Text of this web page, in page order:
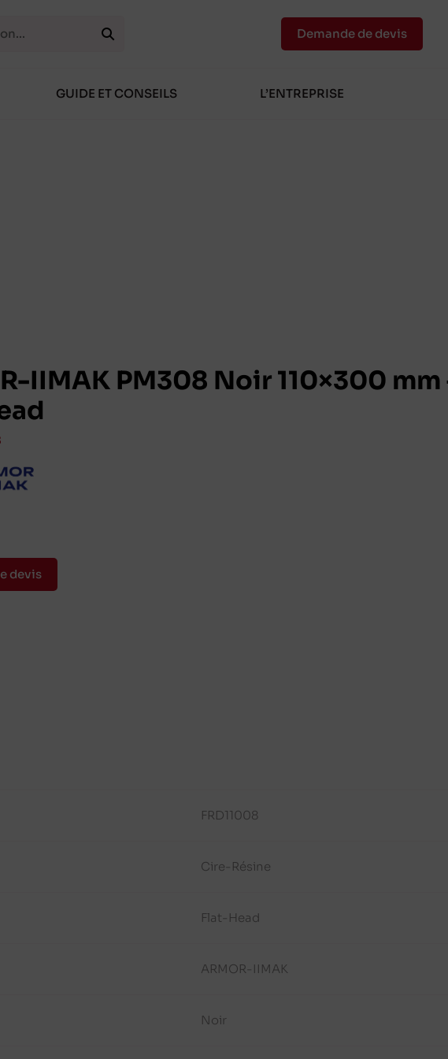
GUIDE ET CONSEILS L’ENTREPRISE
Demande de devis
IIMAK PM308 Noir 110×300 mm
devis
FRD11008
Cire-Résine
Flat-Head
ARMOR-IIMAK
Noir